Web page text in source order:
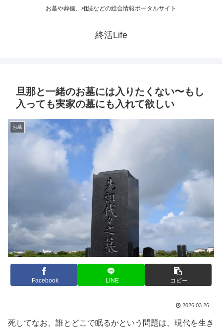
お墓や葬儀、相続などの総合情報ポータルサイト
終活Life
旦那と一緒のお墓には入りたくない〜もし
入っても実家の墓にも入れて欲しい
お墓
Facebook LINE コピー
2026.03.26
死してなお、誰とどこで眠るかという問題は、現代を生き